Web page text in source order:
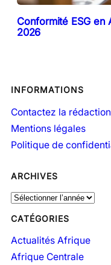
Conformité ESG
2026
INFORMATIONS
Contactez la rédaction
Mentions légales
Politique de
ARCHIVES
A
c
h
CATÉGORIES
Actualités Afrique
Afrique Centrale